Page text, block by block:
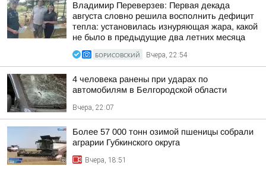
Владимир Переверзев: Первая декада
августа словно решила восполнить дефицит
тепла: установилась изнуряющая жара, какой
не было в предыдущие два летних месяца
БОРИСОВСКИЙ Вчера, 22:54
4 человека ранены при ударах по
автомобилям в Белгородской области
Вчера, 22:07
Более 57 000 тонн озимой пшеницы собрали
аграрии Губкинского округа
Вчера, 18:51